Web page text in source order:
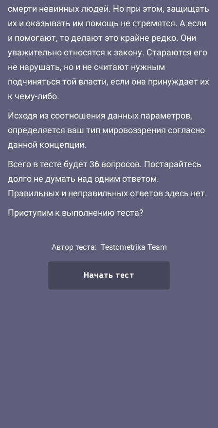
смерти невинных людей. Но при этом, защищать
их и оказывать им помощь не стремятся. А если
и помогают, то делают это крайне редко. Они
уважительно относятся к закону. Стараются его
не нарушать, но и не считают нужным
подчиняться той власти, если она принуждает их
к чему-либо.
Исходя из соотношения данных параметров,
определяется ваш тип мировоззрения согласно
данной концепции.
Всего в тесте будет 36 вопросов. Постарайтесь
долго не думать над одним ответом.
Правильных и неправильных ответов здесь нет.
Приступим к выполнению теста?
Автор теста: Testometrika Team
Начать тест